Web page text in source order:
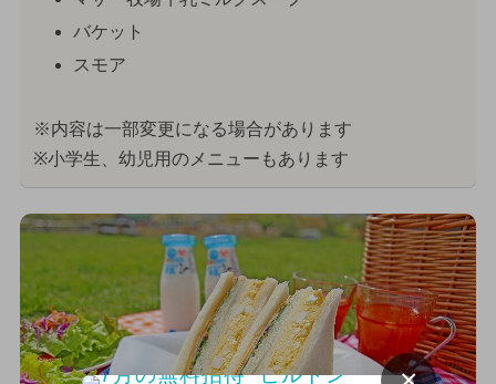
バケット
スモア
※内容は一部変更になる場合があります
※小学生、幼児用のメニューもあります